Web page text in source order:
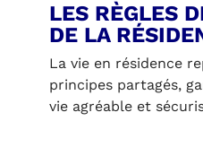
LES RÈGLES
DE LA
La vie en résidence
principes partagés,
vie agréable et